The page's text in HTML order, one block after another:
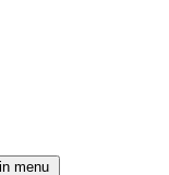
menu